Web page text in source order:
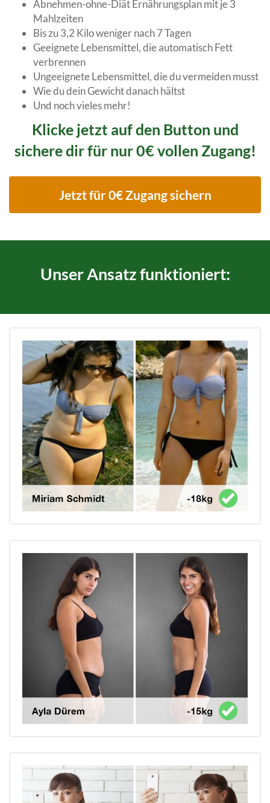
Abnehmen-ohne-Diät Ernährungsplan mit je 3
Mahlzeiten
Bis zu 3,2 Kilo weniger nach 7 Tagen
Geeignete Lebensmittel, die automatisch Fett
verbrennen
Ungeeignete Lebensmittel, die du vermeiden musst
Wie du dein Gewicht danach hältst
Und noch vieles mehr!
Klicke jetzt auf den Button und
sichere dir für nur 0€ vollen Zugang!
Jetzt für 0€ Zugang sichern
Unser Ansatz funktioniert: